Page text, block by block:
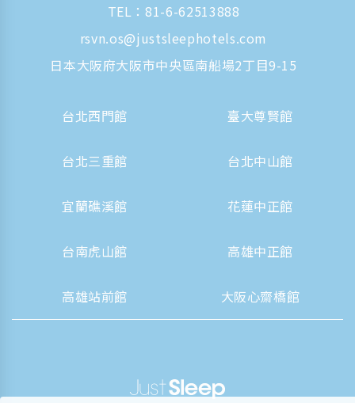
TEL：81-6-62513888
rsvn.os@justsleephotels.com
日本大阪府大阪市中央區南船場2丁目9-15
台北西門館 臺大尊賢館
台北三重館 台北中山館
宜蘭礁溪館 花蓮中正館
台南虎山館 高雄中正館
高雄站前館 大阪心齋橋館